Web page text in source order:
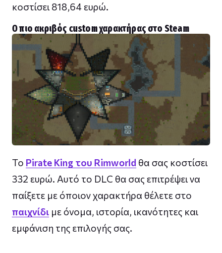
κοστίσει 818,64 ευρώ.
Ο πιο ακριβός custom χαρακτήρας στο Steam
To Pirate King του Rimworld θα σας κοστίσει
332 ευρώ. Αυτό το DLC θα σας επιτρέψει να
παίξετε με όποιον χαρακτήρα θέλετε στο
παιχνίδι με όνομα, ιστορία, ικανότητες και
εμφάνιση της επιλογής σας.